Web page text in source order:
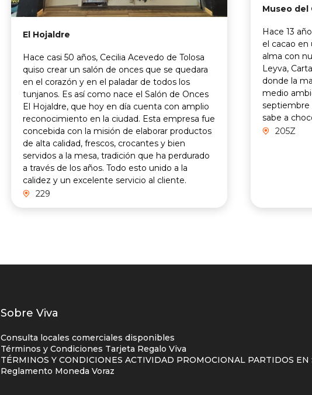
El Hojaldre
Hace casi 50 años, Cecilia Acevedo de Tolosa
quiso crear un salón de onces que se quedara
en el corazón y en el paladar de todos los
tunjanos. Es así como nace el Salón de Onces
El Hojaldre, que hoy en día cuenta con amplio
reconocimiento en la ciudad. Esta empresa fue
concebida con la misión de elaborar productos
de alta calidad, frescos, crocantes y bien
servidos a la mesa, tradición que ha perdurado
a través de los años. Todo esto unido a la
calidez y un excelente servicio al cliente.
229
Museo del
Hace 13
el cacao en
alma con
Leyva,
donde la
medio
septiembre
sabe a
205Z
Listados
enlaces
centro
comercial
Sobre Viva
Consulta locales comerciales disponibles
Términos y Condiciones Tarjeta Regalo Viva
TÉRMINOS Y CONDICIONES ACTIVIDAD PROMOCIONAL PARTIDOS EN
Reglamento Moneda Voraz